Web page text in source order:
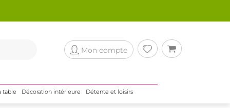
Mon compte
table Décoration intérieure Détente et loisirs